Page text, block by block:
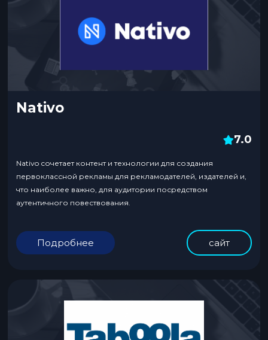
Nativo
7.0
Nativo сочетает контент и технологии для создания
первоклассной рекламы для рекламодателей, издателей и,
что наиболее важно, для аудитории посредством
аутентичного повествования.
Подробнее сайт